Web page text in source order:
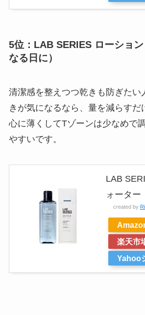
5位：LAB SERIES ローショ
なる日に）
清潔感を整えつつ乾きも防ぎたい
きが気になるなら、量を減らすだ
心に薄くしてTゾーンは少なめで
やすいです。
LAB
ォーター
created by
楽天市
Yahoo